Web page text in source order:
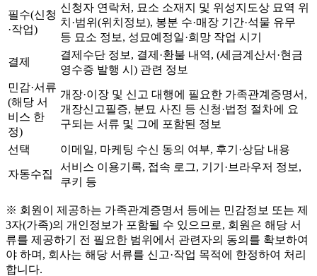
필수(신청
·작업)
신청자 연락처, 묘소 소재지 및 위성지도상 묘역 위
치·범위(위치정보), 봉분 수·매장 기간·석물 유무
등 묘소 정보, 성묘예정일·희망 작업 시기
결제
결제수단 정보, 결제·환불 내역, (세금계산서·현금
영수증 발행 시) 관련 정보
민감·서류
(해당 서
비스 한
정)
개장·이장 및 신고 대행에 필요한 가족관계증명서,
개장신고필증, 분묘 사진 등 신청·법정 절차에 요
구되는 서류 및 그에 포함된 정보
선택 이메일, 마케팅 수신 동의 여부, 후기·상담 내용
자동수집
서비스 이용기록, 접속 로그, 기기·브라우저 정보,
쿠키 등
※ 회원이 제공하는 가족관계증명서 등에는 민감정보 또는 제
3자(가족)의 개인정보가 포함될 수 있으므로, 회원은 해당 서
류를 제공하기 전 필요한 범위에서 관련자의 동의를 확보하여
야 하며, 회사는 해당 서류를 신고·작업 목적에 한정하여 처리
합니다.